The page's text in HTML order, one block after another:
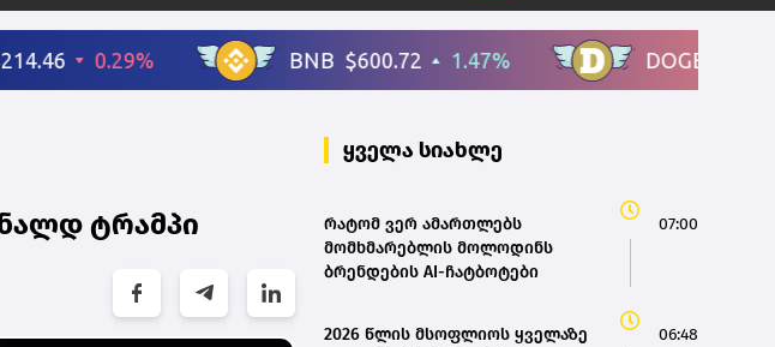
ტრამპი
ყველა სიახლე
რატომ ვერ ამართლებს
მომხმარებლის მოლოდინს
ბრენდების AI-ჩატბოტები
07:00
2026 წლის მსოფლიოს ყველაზე
06:48